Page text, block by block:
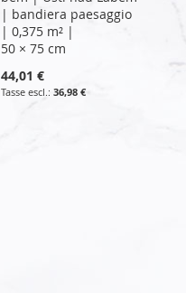
| bandiera paesaggio
| 0,375 m² |
50 × 75 cm
44,01 €
36,98 €